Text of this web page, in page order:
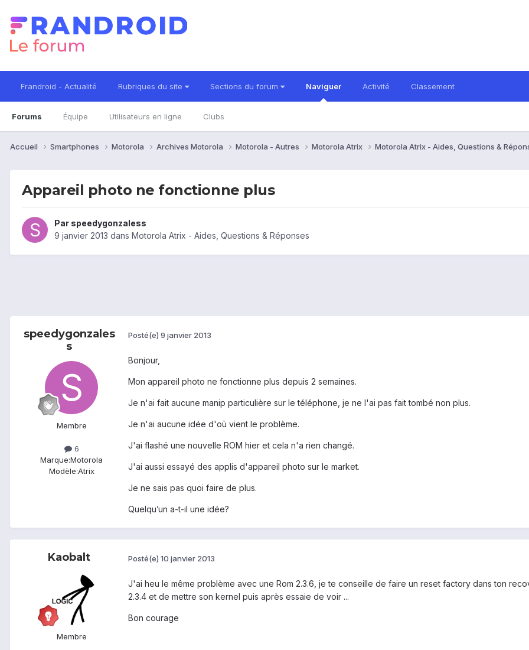
Frandroid - Actualité Rubriques du site Sections du forum Naviguer
Forums Équipe Utilisateurs en ligne Clubs
Activité Classement
Accueil Smartphones Motorola Archives Motorola Motorola - Autres Motorola Atrix Motorola Atrix - Aides, Questions &
Appareil photo ne fonctionne plus
Par speedygonzaless
9 janvier 2013 dans Motorola Atrix - Aides, Questions & Réponses
speedygonzales
s
Membre
6
Marque:Motorola
Modèle:Atrix
Posté(e) 9 janvier 2013
Bonjour,
Mon appareil photo ne fonctionne plus depuis 2 semaines.
Je n'ai fait aucune manip particulière sur le téléphone, je ne l'ai pas fait tombé non plus.
Je n'ai aucune idée d'où vient le problème.
J'ai flashé une nouvelle ROM hier et cela n'a rien changé.
J'ai aussi essayé des applis d'appareil photo sur le market.
Je ne sais pas quoi faire de plus.
Quelqu’un a-t-il une idée?
Kaobalt
Membre
Posté(e) 10 janvier 2013
J'ai heu le même problème avec une Rom 2.3.6, je te conseille de faire un reset factory dans ton
2.3.4 et de mettre son kernel puis après essaie de voir ...
Bon courage